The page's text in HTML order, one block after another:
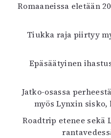
Romaaneissa eletään
Tiukka raja piirtyy
Epäsäätyinen
Jatko-osassa
myös Lynxin
Roadtrip etenee sekä